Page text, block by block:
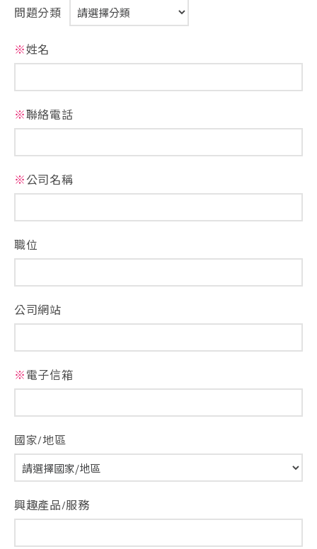
問題分類
※姓名
※聯絡電話
※ 公司名稱
職位
公司網站
※ 電子信箱
國家/地區
興趣產品/服務